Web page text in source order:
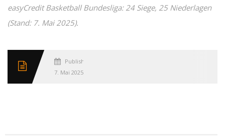
easyCredit Basketball Bundesliga: 24 Siege, 25 Niederlagen
(Stand: 7. Mai 2025).
Published
7. Mai 2025